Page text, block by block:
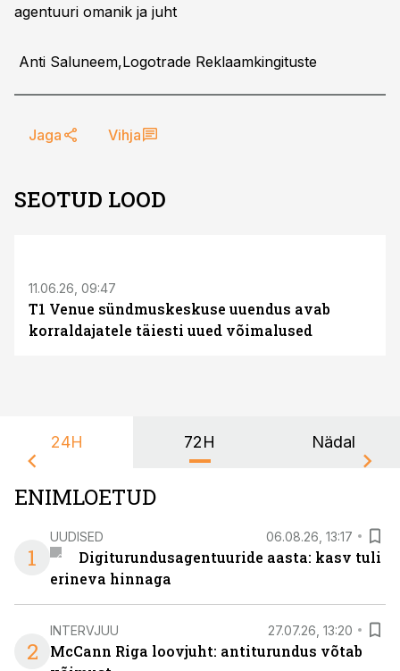
agentuuri omanik ja juht
Anti Saluneem,Logotrade Reklaamkingituste
Jaga Vihja
SEOTUD LOOD
11.06.26, 09:47
T1 Venue sündmuskeskuse uuendus avab
korraldajatele täiesti uued võimalused
24H 72H Nädal
ENIMLOETUD
1
UUDISED 06.08.26, 13:17
Digiturundusagentuuride aasta: kasv tuli
erineva hinnaga
2
INTERVJUU 27.07.26, 13:20
McCann Riga loovjuht: antiturundus võtab